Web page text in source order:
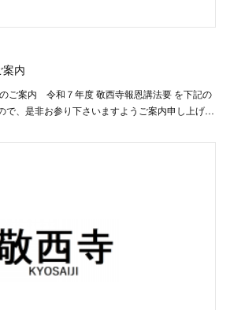
内
ご案内 令和７年度 敬西寺報恩講法要 を下記の
で、是非お参り下さいますようご案内申し上げ…